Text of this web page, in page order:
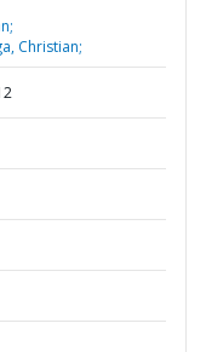
Christian;